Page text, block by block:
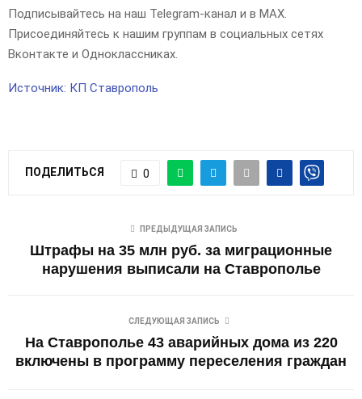
Подписывайтесь на наш Telegram-канал и в MAX.
Присоединяйтесь к нашим группам в социальных сетях
Вконтакте и Одноклассниках.
Источник: КП Ставрополь
ПОДЕЛИТЬСЯ 0
ПРЕДЫДУЩАЯ ЗАПИСЬ
Штрафы на 35 млн руб. за миграционные
нарушения выписали на Ставрополье
СЛЕДУЮЩАЯ ЗАПИСЬ
На Ставрополье 43 аварийных дома из 220
включены в программу переселения граждан